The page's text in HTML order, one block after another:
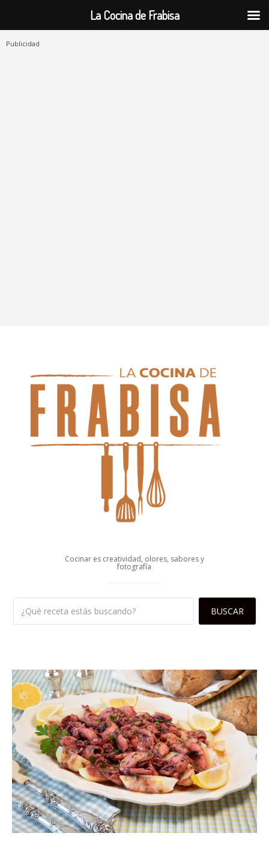
Publicidad
Cocinar es creatividad, olores, sabores y
fotografía
La Cocina de Frabisa